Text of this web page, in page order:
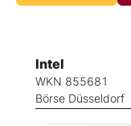
Intel
WKN 855681
Börse Düsseldorf